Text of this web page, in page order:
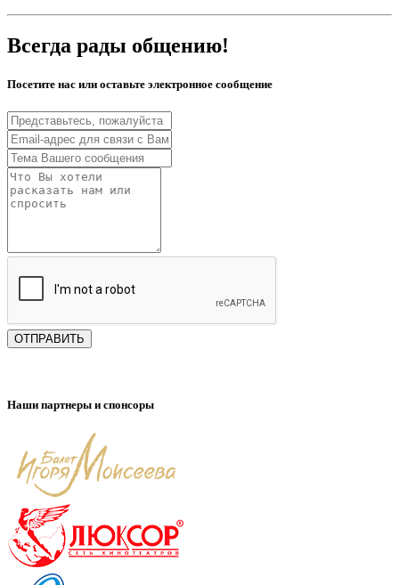
Всегда рады общению!
Посетите нас или оставьте электронное сообщение
ОТПРАВИТЬ
Наши партнеры и спонсоры